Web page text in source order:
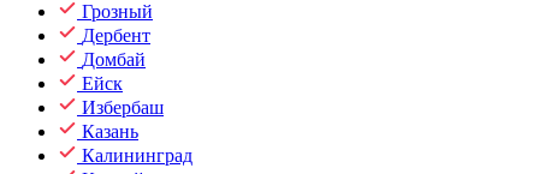
Грозный
Дербент
Домбай
Ейск
Избербаш
Казань
Калининград